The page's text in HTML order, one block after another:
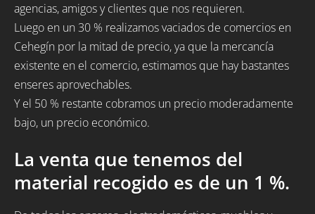
agencias, amigos y clientes que nos requieren.
Luego en un 30 % realizamos vaciados de comercios en
Cehegín por la mitad de precio, ya que la mercancía
existente en el comercio, estimamos que hay bastantes
enseres aprovechables.
Y el 50 % restante cobramos un precio moderadamente
bajo, un precio económico.
La venta que tenemos del
material recogido es de un 1 %.